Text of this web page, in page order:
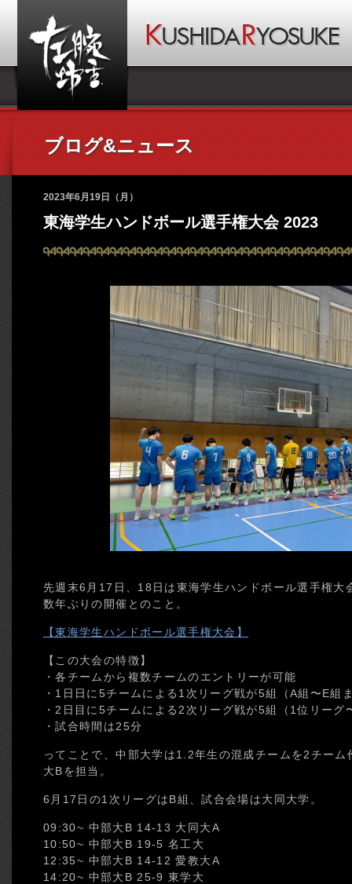
ブログ&ニュース
2023年6月19日（月）
東海学生ハンドボール選手権大会 2023
先週末6月17日、18日は東海学生ハンドボール選手権大
数年ぶりの開催とのこと。
【東海学生ハンドボール選手権大会】
【この大会の特徴】
・各チームから複数チームのエントリーが可能
・1日日に5チームによる1次リーグ戦が5組（A組〜E組
・2日目に5チームによる2次リーグ戦が5組（1位リーグ
・試合時間は25分
ってことで、中部大学は1.2年生の混成チームを2チー
大Bを担当。
6月17日の1次リーグはB組、試合会場は大同大学。
09:30~ 中部大B 14-13 大同大A
10:50~ 中部大B 19-5 名工大
12:35~ 中部大B 14-12 愛教大A
14:20~ 中部大B 25-9 東学大